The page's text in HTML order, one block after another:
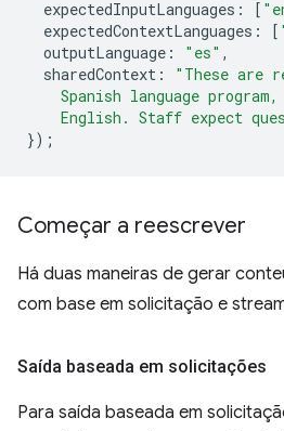
expectedInputLanguages : [
expectedContextLanguages : [
outputLanguage : "es" ,
sharedContext :
"These are
Spanish language
English. Staff expect
});
Começar a reescrever
Há duas maneiras de gerar
com base em solicitação e
Saída baseada em solicitações
Para saída baseada em